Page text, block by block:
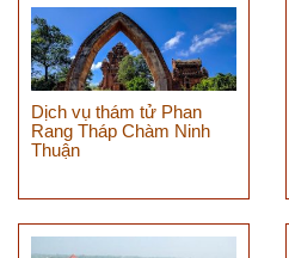
Dịch vụ thám tử Phan
Rang Tháp Chàm Ninh
Thuận